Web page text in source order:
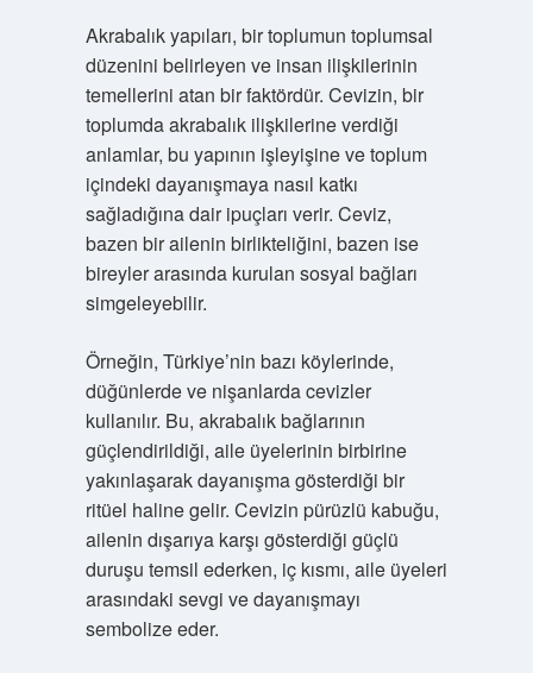
Akrabalık yapıları, bir toplumun toplumsal
düzenini belirleyen ve insan ilişkilerinin
temellerini atan bir faktördür. Cevizin, bir
toplumda akrabalık ilişkilerine verdiği
anlamlar, bu yapının işleyişine ve toplum
içindeki dayanışmaya nasıl katkı
sağladığına dair ipuçları verir. Ceviz,
bazen bir ailenin birlikteliğini, bazen ise
bireyler arasında kurulan sosyal bağları
simgeleyebilir.
Örneğin, Türkiye’nin bazı köylerinde,
düğünlerde ve nişanlarda cevizler
kullanılır. Bu, akrabalık bağlarının
güçlendirildiği, aile üyelerinin birbirine
yakınlaşarak dayanışma gösterdiği bir
ritüel haline gelir. Cevizin pürüzlü kabuğu,
ailenin dışarıya karşı gösterdiği güçlü
duruşu temsil ederken, iç kısmı, aile üyeleri
arasındaki sevgi ve dayanışmayı
sembolize eder.